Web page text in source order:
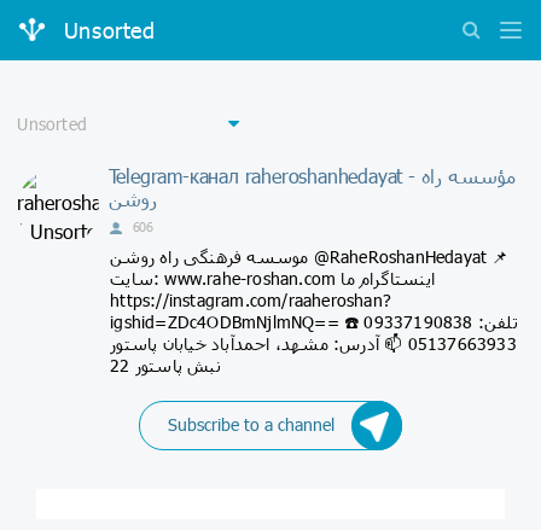
Unsorted
Telegram-канал raheroshanhedayat - مؤسسه راه
روشن
606
موسسه فرهنگی راه روشن @RaheRoshanHedayat 📌
سایت: www.rahe-roshan.com اینستاگرام ما
https://instagram.com/raaheroshan?
igshid=ZDc4ODBmNjlmNQ== ☎️ تلفن: 09337190838
05137663933 📫 آدرس: مشهد، احمدآباد خیابان پاستور
نبش پاستور 22
Subscribe to a channel